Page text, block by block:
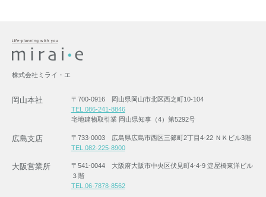
株式会社ミライ・エ
岡山本社
〒700-0916 岡山県岡山市北区西之町10-104
TEL.086-241-8846
宅地建物取引業 岡山県知事（4）第5292号
広島支店
〒733-0003 広島県広島市西区三篠町2丁目4-22 ＮＫビル3階
TEL.082-225-8900
大阪営業所
〒541-0044 大阪府大阪市中央区伏見町4-4-9 淀屋橋東洋ビル
３階
TEL.06-7878-8562